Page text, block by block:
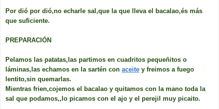
Por dió por dió,no echarle sal,que la que lleva el bacalao,és más
que suficiente.
PREPARACIÓN
Pelamos las patatas,las partimos en cuadritos pequeñitos o
láminas,las echamos en la sartén con aceite y freimos a fuego
lentito,sin quemarlas.
Mientras frien,cojemos el bacalao y quitamos con la mano toda la
sal que podamos,,lo picamos con el ajo y el perejil muy picaito.